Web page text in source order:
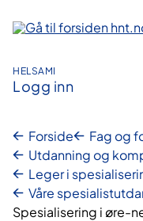
innhold
HELSAMI
Logg inn
Forside
Fag og
Utdanning og
Leger i
Våre
Spesialisering i øre-